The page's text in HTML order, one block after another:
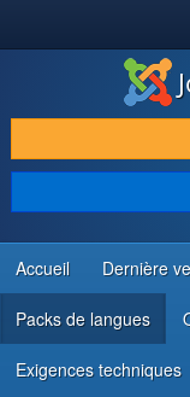
TÉLÉCHARGER &
DÉCOUVRIR &
COMMUNAUTÉ &
RESSOURCES
Accueil Dernière
Packs de langues
Exigences techniques